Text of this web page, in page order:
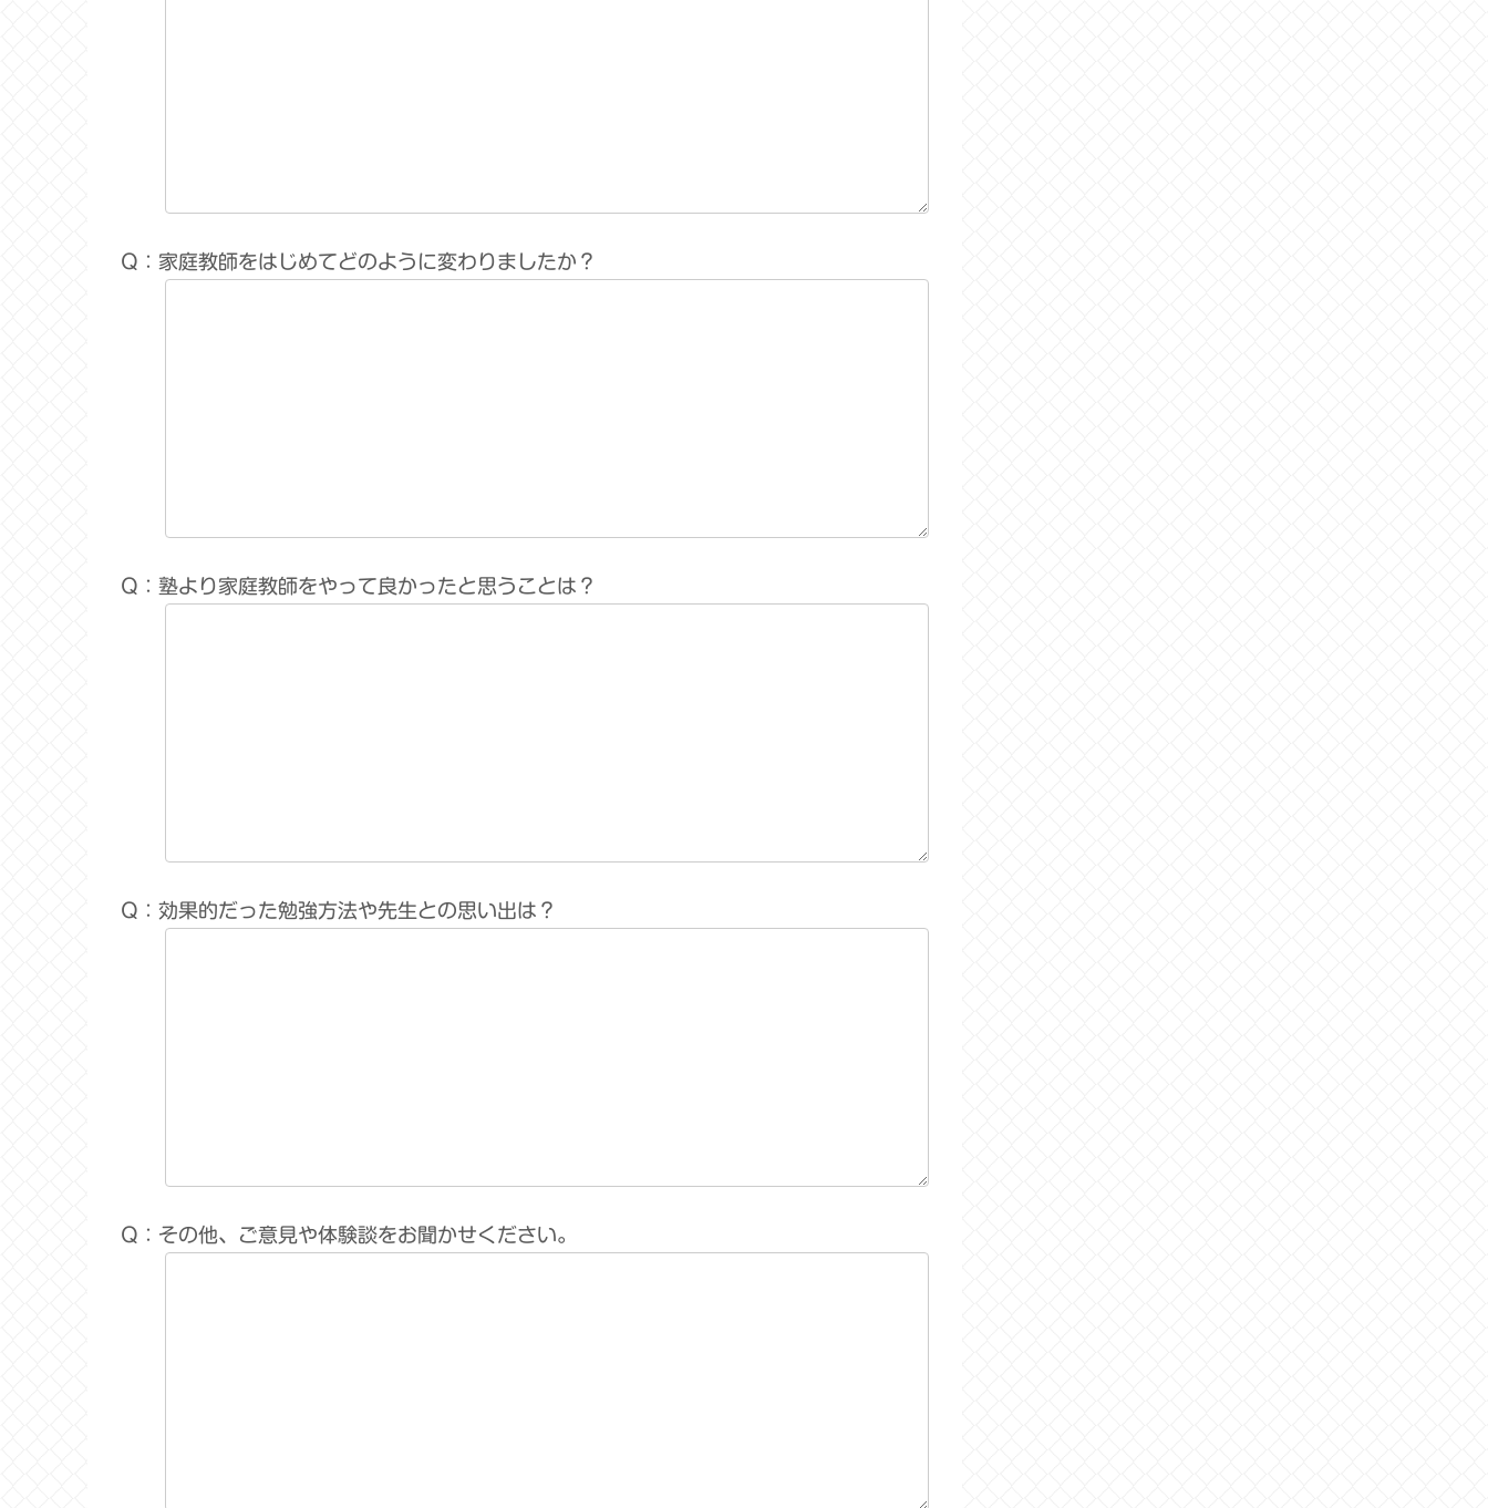
Q：家庭教師をはじめてどのように変わりましたか？
Q：塾より家庭教師をやって良かったと思うことは？
Q：効果的だった勉強方法や先生との思い出は？
Q：その他、ご意見や体験談をお聞かせください。